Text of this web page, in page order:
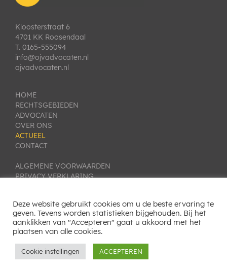
Kloosterstraat 6
4701 KK Roosendaal
T. 0165-555094
info@ojvadvocaten.nl
ojvadvocaten.nl
HOME
RECHTSGEBIEDEN
ADVOCATEN
OVER ONS
ACTUEEL
CONTACT
ALGEMENE VOORWAARDEN
PRIVACY VERKLARING
SITEMAP
Deze website gebruikt cookies om u de beste ervaring te
geven. Tevens worden statistieken bijgehouden. Bij het
aanklikken van "Accepteren" gaat u akkoord met het
plaatsen van alle cookies.
Cookie instellingen ACCEPTEREN